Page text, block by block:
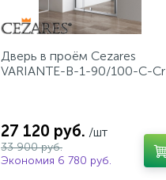
Дверь в проём Cezares
VARIANTE-B-1-90/100-C-Cr
27 120 руб. /шт
33 900 руб.
Экономия 6 780 руб.